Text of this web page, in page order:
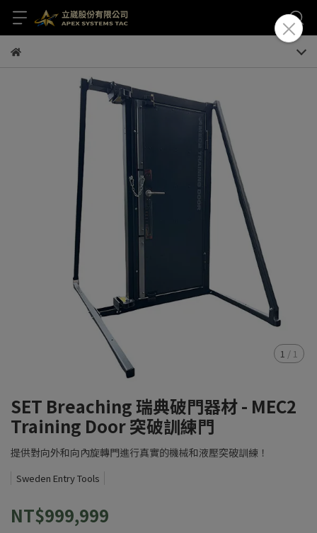
1 / 1
SET Breaching 瑞典破門器材 - MEC2
Training Door 突破訓練門
提供對向外和向內旋轉門進行真實的機械和液壓突破訓練！
Sweden Entry Tools
NT$999,999